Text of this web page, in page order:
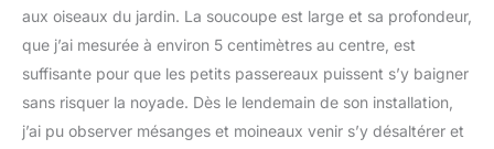
aux oiseaux du jardin. La soucoupe est large et sa profondeur,
que j’ai mesurée à environ 5 centimètres au centre, est
suffisante pour que les petits passereaux puissent s’y baigner
sans risquer la noyade. Dès le lendemain de son installation,
j’ai pu observer mésanges et moineaux venir s’y désaltérer et